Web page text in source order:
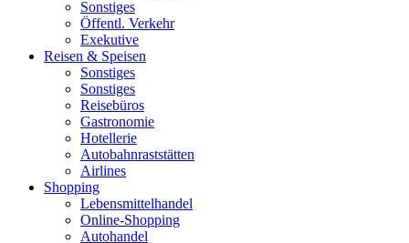
Sonstiges
Öffentl. Verkehr
Exekutive
Reisen & Speisen
Sonstiges
Sonstiges
Reisebüros
Gastronomie
Hotellerie
Autobahnraststätten
Airlines
Shopping
Lebensmittelhandel
Online-Shopping
Autohandel